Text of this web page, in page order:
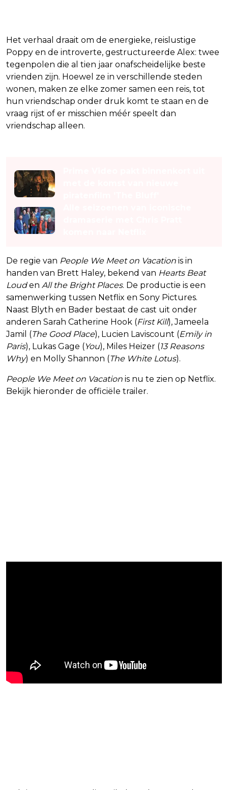
Het verhaal draait om de energieke, reislustige
Poppy en de introverte, gestructureerde Alex: twee
tegenpolen die al tien jaar onafscheidelijke beste
vrienden zijn. Hoewel ze in verschillende steden
wonen, maken ze elke zomer samen een reis, tot
hun vriendschap onder druk komt te staan en de
vraag rijst of er misschien méér speelt dan
vriendschap alleen.
De regie van People We Meet on Vacation is in
handen van Brett Haley, bekend van Hearts Beat
Louden All the Bright Places. De productie is een
samenwerking tussen Netflix en Sony Pictures.
Naast Blyth en Bader bestaat de cast uit onder
anderen Sarah Catherine Hook (First Kill), Jameela
Jamil (The Good Place), Lucien Laviscount (Emily in
Paris), Lukas Gage (You), Miles Heizer (13 Reasons
Why) en Molly Shannon (The White Lotus).
People We Meet on Vacation is nu te zien op Netflix.
Bekijk hieronder de officiële trailer.